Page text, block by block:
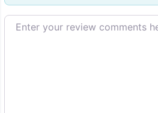
Texto de la reseña